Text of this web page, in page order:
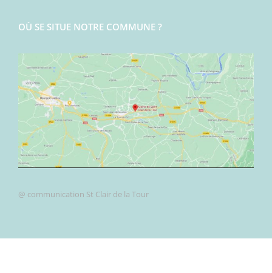
OÙ SE SITUE NOTRE COMMUNE ?
@ communication St Clair de la Tour